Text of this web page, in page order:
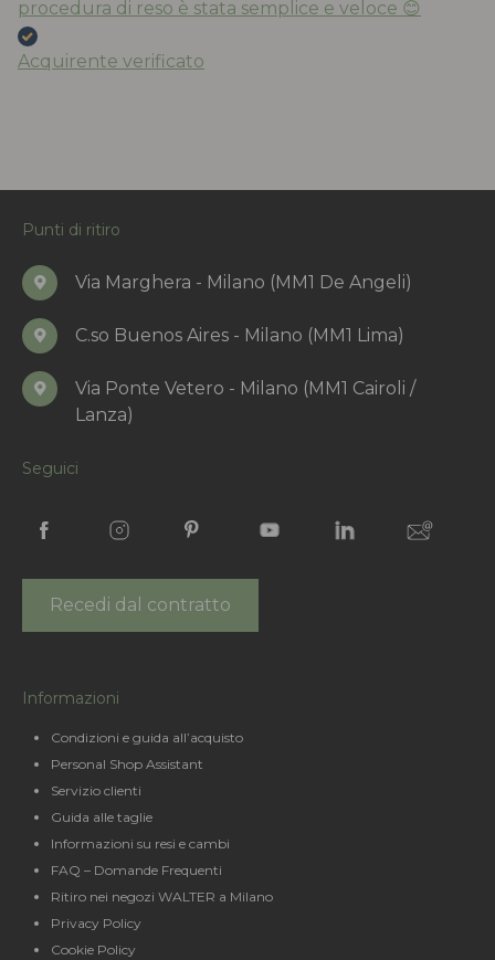
procedura di reso è stata semplice e veloce 😊
Acquirente verificato
Punti di ritiro
Via Marghera - Milano (MM1 De Angeli)
C.so Buenos Aires - Milano (MM1 Lima)
Via Ponte Vetero - Milano (MM1 Cairoli /
Lanza)
Seguici
Recedi dal contratto
Informazioni
Condizioni e guida all’acquisto
Personal Shop Assistant
Servizio clienti
Guida alle taglie
Informazioni su resi e cambi
FAQ – Domande Frequenti
Ritiro nei negozi WALTER a Milano
Privacy Policy
Cookie Policy